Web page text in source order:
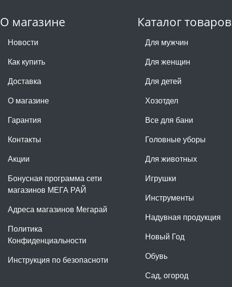
О магазине
Новости
Как купить
Доставка
О магазине
Гарантия
Контакты
Акции
Бонусная программа сети
магазинов МЕГА РАЙ
Адреса магазинов Мегарай
Политика
Конфиденциальности
Инструкция по безопасноти
Каталог товаров
Для мужчин
Для женщин
Для детей
Хозотдел
Все для бани
Головные уборы
Для животных
Игрушки
Инструменты
Надувная продукция
Новый Год
Обувь
Сад, огород